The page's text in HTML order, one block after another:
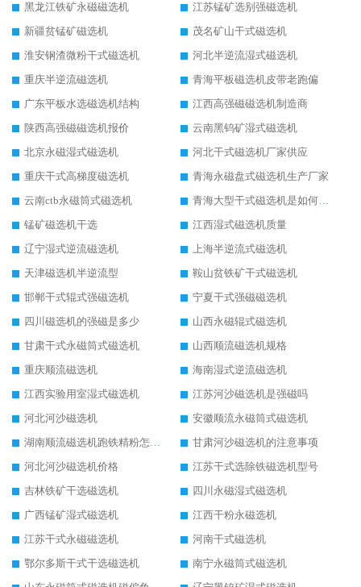
黑龙江铁矿永磁磁选机
江苏锰矿选别强磁选机
新疆贫锰矿磁选机
茂名矿山干式磁选机
淮安钢渣微粉干式磁选机
河北半逆流湿式磁选机
重庆半逆流磁选机
青海平板磁选机皮带老跑偏
广东平板水选磁选机结构
江西高强磁磁选机制造商
陕西高强磁磁选机报价
云南黑钨矿湿式磁选机
北京永磁湿式磁选机
河北干式磁选机厂家供应
重庆干式高梯度磁选机
青海永磁盘式磁选机生产厂家
云南ctb永磁筒式磁选机
青海大型干式磁选机是如何选矿的
锰矿磁选机干选
江西湿式磁选机质量
辽宁湿式逆流磁选机
上海半逆流式磁选机
天津磁选机半逆流型
鞍山贫铁矿干式磁选机
邯郸干式辊式强磁选机
宁夏干式强磁磁选机
四川磁选机的强磁是多少
山西永磁辊式磁选机
甘肃干式永磁筒式磁选机
山西顺流磁选机规格
重庆顺流磁选机
海南湿式逆流磁选机
江西实验用室湿式磁选机
江苏河沙磁选机是强磁吗
河北河沙磁选机
安徽顺流永磁筒式磁选机
湖南顺流磁选机跑铁精粉怎么处理
甘肃河沙磁选机的注意事项
河北河沙磁选机价格
江苏干式选除铁磁选机型号
吉林铁矿干选磁选机
四川永磁湿式磁选机
广西锰矿湿式磁选机
江西干粉永磁选机
江苏干式永磁磁选机
河南干式磁选机
鄂尔多斯干式干选磁选机
南宁永磁筒式磁选机